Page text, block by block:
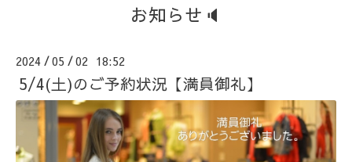
お知らせ🔈
2024 /05 /02 18:52
5/4(土)のご予約状況【満員御礼】